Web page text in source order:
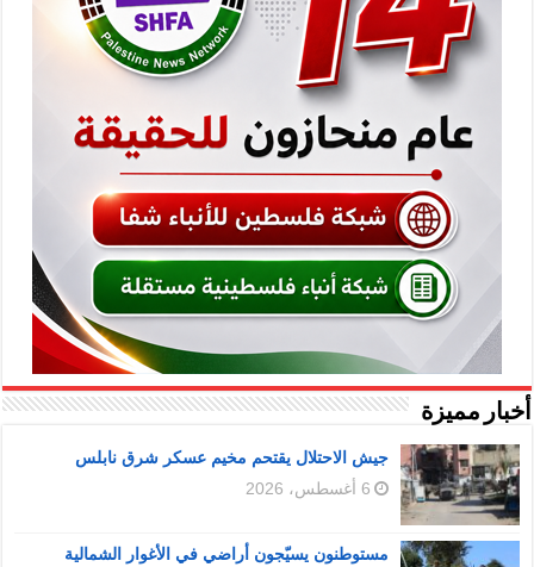
أخبار مميزة
جيش الاحتلال يقتحم مخيم عسكر شرق نابلس
6 أغسطس، 2026
مستوطنون يسيّجون أراضي في الأغوار الشمالية